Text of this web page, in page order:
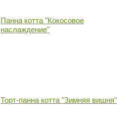
Панна котта "Кокосовое
наслаждение"
Торт-панна котта "Зимняя вишня"